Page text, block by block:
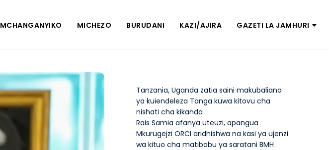
MCHANGANYIKO MICHEZO BURUDANI KAZI/AJIRA GAZETI LA JAMHURI
Tanzania, Uganda zatia saini makubaliano
ya kuiendeleza Tanga kuwa kitovu cha
nishati cha kikanda
Rais Samia afanya uteuzi, apangua
Mkurugejzi ORCI aridhishwa na kasi ya ujenzi
wa kituo cha matibabu ya saratani BMH